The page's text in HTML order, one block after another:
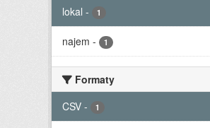
lokal - 1
najem - 1
Formaty
CSV - 1